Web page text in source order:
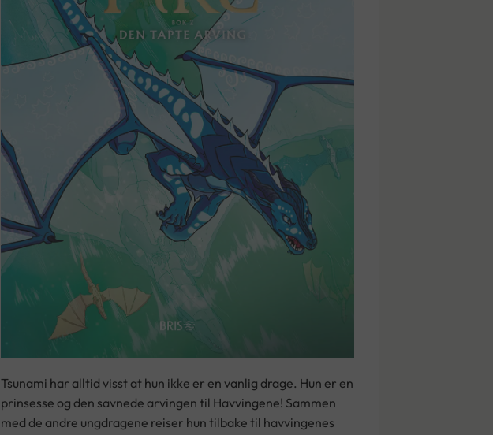
Tsunami har alltid visst at hun ikke er en vanlig drage. Hun er en
prinsesse og den savnede arvingen til Havvingene! Sammen
med de andre ungdragene reiser hun tilbake til havvingenes